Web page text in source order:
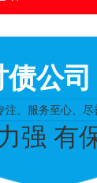
公
注、服务至心、尽
强 有